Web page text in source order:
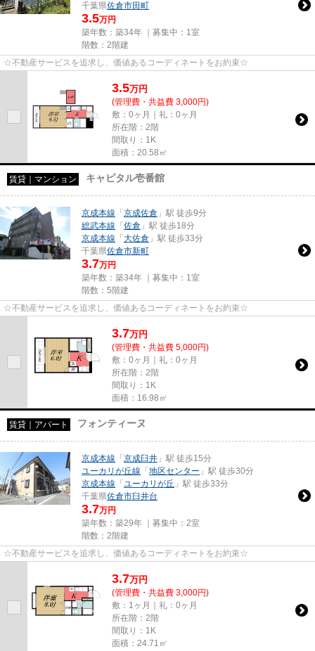
千葉県佐倉市田町
3.5万円
築年数：築34年 ｜募集中： 1室
階数：2階建
☆不動産サービスを追求し、価値あるコーディネートをお約束☆
3.5万円
(管理費・共益費 3,000円)
敷：0ヶ月｜礼：0ヶ月
所在階：2階
間取り：1K
面積：20.58㎡
賃貸｜マンション キャピタル壱番館
京成本線 「 京成佐倉 」駅 徒歩9分
総武本線 「 佐倉 」駅 徒歩18分
京成本線 「 大佐倉 」駅 徒歩33分
千葉県佐倉市新町
3.7万円
築年数：築34年 ｜募集中： 1室
階数：5階建
☆不動産サービスを追求し、価値あるコーディネートをお約束☆
3.7万円
(管理費・共益費 5,000円)
敷：0ヶ月｜礼：0ヶ月
所在階：2階
間取り：1K
面積：16.98㎡
賃貸｜アパート フォンティーヌ
京成本線 「 京成臼井 」駅 徒歩15分
ユーカリが丘線 「 地区センター 」駅 徒歩30分
京成本線 「 ユーカリが丘 」駅 徒歩33分
千葉県佐倉市臼井台
3.7万円
築年数：築29年 ｜募集中： 2室
階数：2階建
☆不動産サービスを追求し、価値あるコーディネートをお約束☆
3.7万円
(管理費・共益費 3,000円)
敷：1ヶ月｜礼：0ヶ月
所在階：2階
間取り：1K
面積：24.71㎡